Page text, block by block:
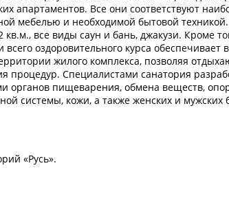
апартаментов. Все они соответствуют
мебелью и необходимой бытовой техникой.
все виды саун и бань, джакузи. Кроме
оздоровительного курса
жилого комплекса, позволяя
процедур. Специалистами санатория
органов пищеварения, обмена веществ,
системы, кожи, а также женских и мужских
«Русь».